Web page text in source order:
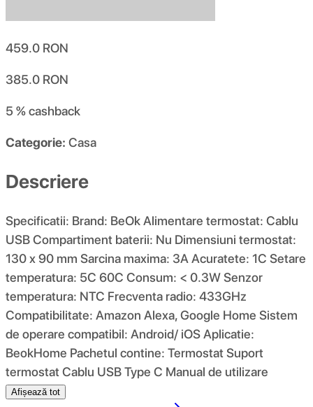
459.0 RON
385.0 RON
5 %cashback
Categorie: Casa
Descriere
Specificatii: Brand: BeOk Alimentare termostat: Cablu
USB Compartiment baterii: Nu Dimensiuni termostat:
130 x 90 mm Sarcina maxima: 3A Acuratete: 1C Setare
temperatura: 5C 60C Consum: < 0.3W Senzor
temperatura: NTC Frecventa radio: 433GHz
Compatibilitate: Amazon Alexa, Google Home Sistem
de operare compatibil: Android/ iOS Aplicatie:
BeokHome Pachetul contine: Termostat Suport
termostat Cablu USB Type C Manual de utilizare
Afișează tot